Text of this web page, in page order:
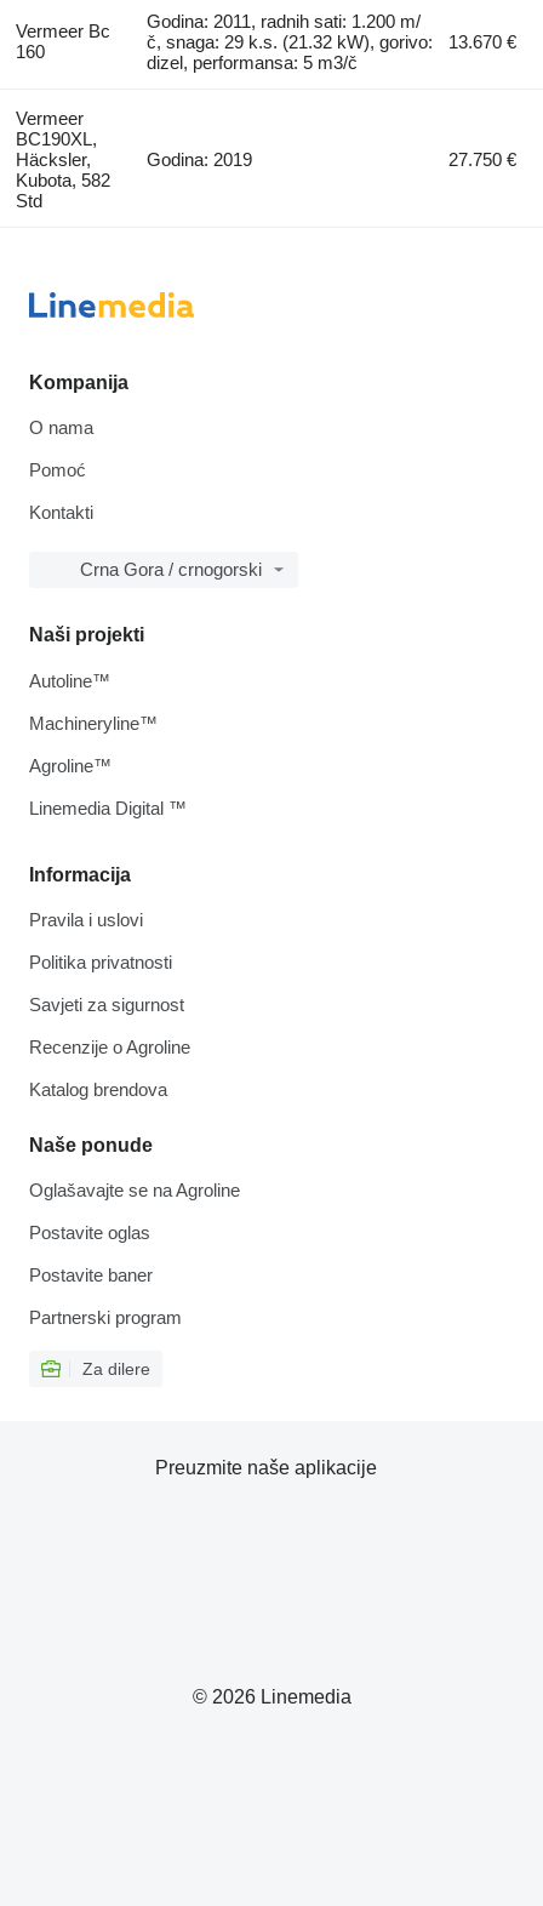
Vermeer Bc
160
Godina: 2011, radnih sati: 1.200 m/
č, snaga: 29 k.s. (21.32 kW), gorivo:
dizel, performansa: 5 m3/č
13.670 €
Vermeer
BC190XL,
Häcksler,
Kubota, 582
Std
Godina: 2019 27.750 €
Kompanija
O nama
Pomoć
Kontakti
Crna Gora / crnogorski
Informacija
Pravila i uslovi
Politika privatnosti
Savjeti za sigurnost
Recenzije o Agroline
Katalog brendova
Naše ponude
Oglašavajte se na Agroline
Postavite oglas
Postavite baner
Partnerski program
Za dilere
Naši projekti
Autoline™
Machineryline™
Agroline™
Linemedia Digital ™
© 2026 Linemedia
Preuzmite naše aplikacije